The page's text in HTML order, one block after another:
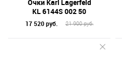
Очки Karl Lagerfeld
KL 6144S 002 50
17 520 руб. 21 900 руб.